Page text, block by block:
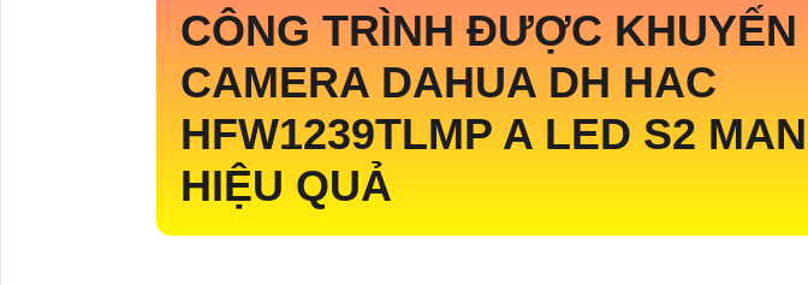
CÔNG TRÌNH ĐƯỢC KHUYẾN
CAMERA DAHUA DH HAC
HFW1239TLMP A LED S2
HIỆU QUẢ